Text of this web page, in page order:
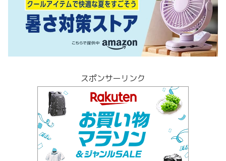
スポンサーリンク